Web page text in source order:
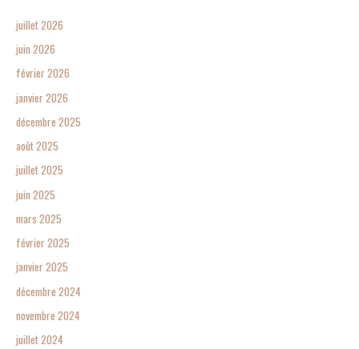
juillet 2026
juin 2026
février 2026
janvier 2026
décembre 2025
août 2025
juillet 2025
juin 2025
mars 2025
février 2025
janvier 2025
décembre 2024
novembre 2024
juillet 2024